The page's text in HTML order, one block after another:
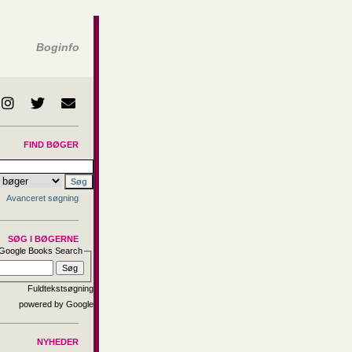
Boginfo
FIND BØGER
Avanceret søgning
SØG I BØGERNE
Books Search
Fuldtekstsøgning
NYHEDER